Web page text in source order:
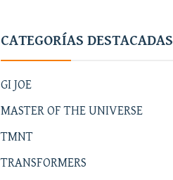
CATEGORÍAS DESTACADAS
GI JOE
MASTER OF THE UNIVERSE
TMNT
TRANSFORMERS